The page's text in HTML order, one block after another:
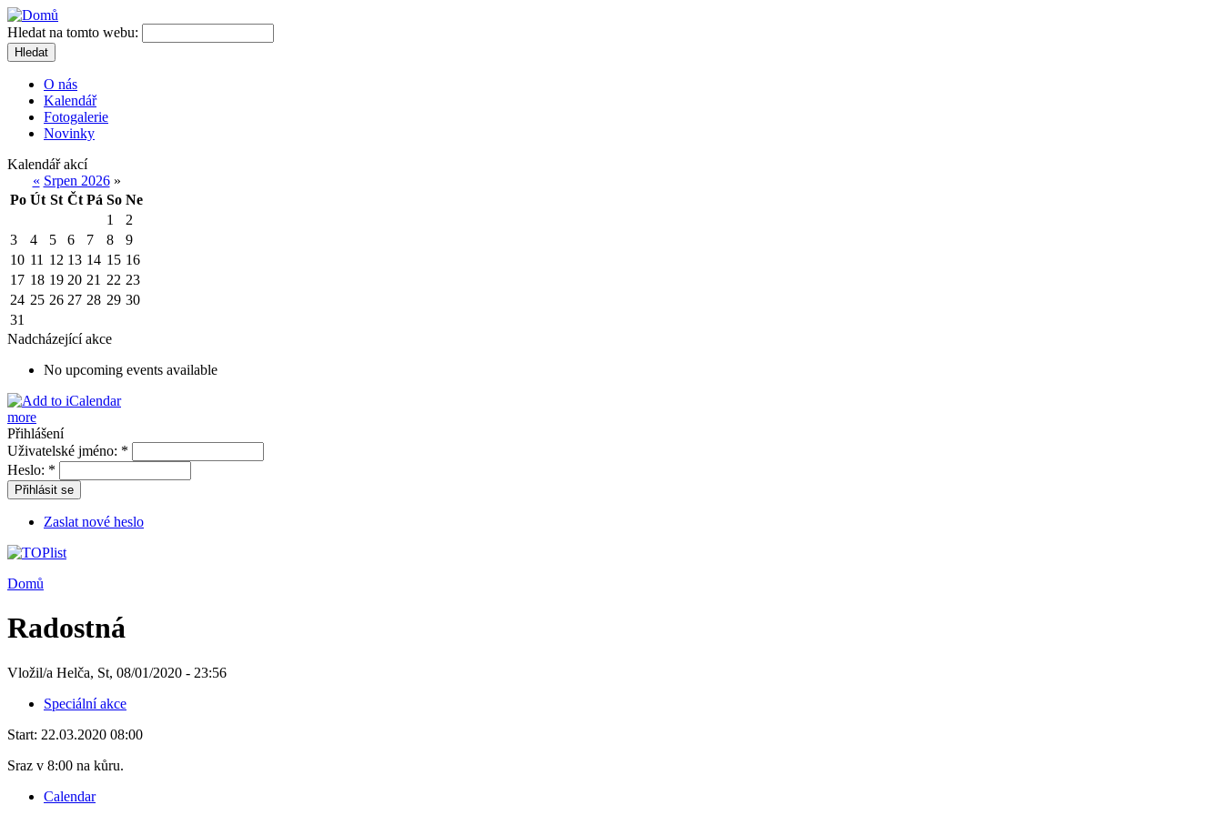
Hledat na tomto webu:
Hledat
O nás
Kalendář
Fotogalerie
Novinky
Kalendář akcí
« Srpen 2026 »
Po Út St Čt Pá So Ne
1
2
3
4 5 6 7 8
9
10 11 12 13 14 15 16
17 18 19 20 21 22 23
24 25 26 27 28 29 30
31
Nadcházející akce
No upcoming events available
more
Přihlášení
Uživatelské jméno: *
Heslo: *
Přihlásit se
Zaslat nové heslo
Domů
Radostná
Vložil/a Helča, St, 08/01/2020 - 23:56
Speciální akce
Start: 22.03.2020 08:00
Sraz v 8:00 na kůru.
Calendar